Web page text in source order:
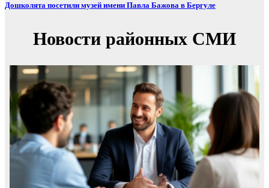
Дошколята посетили музей имени Павла Бажова в Бергуле